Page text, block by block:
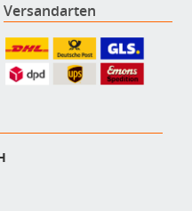
Versandarten